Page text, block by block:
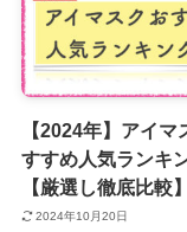
【2024年】アイマ
すすめ人気ランキ
【厳選し徹底比較】
2024年10月20日